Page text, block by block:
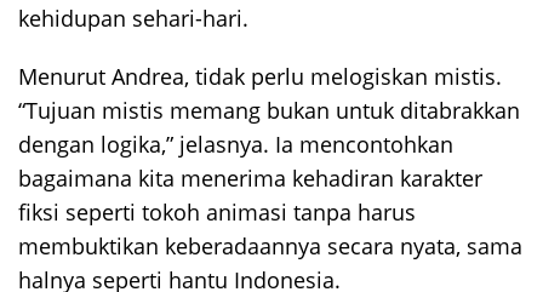
kehidupan sehari-hari.
Menurut Andrea, tidak perlu melogiskan mistis.
“Tujuan mistis memang bukan untuk ditabrakkan
dengan logika,” jelasnya. Ia mencontohkan
bagaimana kita menerima kehadiran karakter
fiksi seperti tokoh animasi tanpa harus
membuktikan keberadaannya secara nyata, sama
halnya seperti hantu Indonesia.